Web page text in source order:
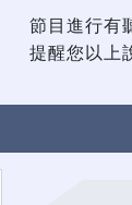
節目進行有
提醒您以上